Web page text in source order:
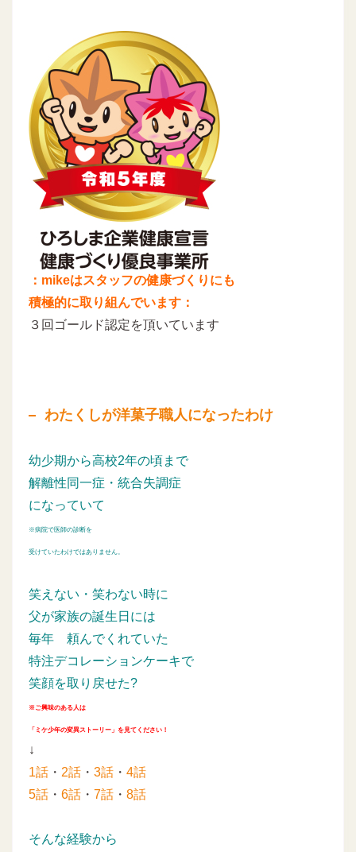
：mikeはスタッフの健康づくりにも
積極的に取り組んでいます：
３回ゴールド認定を頂いています
わたくしが洋菓子職人になったわけ
幼少期から高校2年の頃まで
解離性同一症・統合失調症
になっていて
※病院で医師の診断を
受けていたわけではありません。
笑えない・笑わない時に
父が家族の誕生日には
毎年 頼んでくれていた
特注デコレーションケーキで
笑顔を取り戻せた?
※ご興味のある人は
「ミケ少年の変異ストーリー」を見てください！
↓
1話 ・ 2話 ・ 3話 ・ 4話
5話 ・ 6話 ・ 7話 ・ 8話
そんな経験から